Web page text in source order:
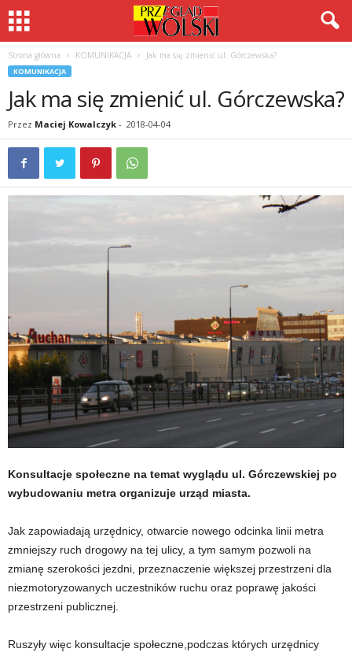
Strona główna KOMUNIKACJA Jak ma się zmienić ul. Górczewska?
KOMUNIKACJA
Jak ma się zmienić ul. Górczewska?
Przez Maciej Kowalczyk - 2018-04-04
Konsultacje społeczne na temat wyglądu ul. Górczewskiej po
wybudowaniu metra organizuje urząd miasta.
Jak zapowiadają urzędnicy, otwarcie nowego odcinka linii metra
zmniejszy ruch drogowy na tej ulicy, a tym samym pozwoli na
zmianę szerokości jezdni, przeznaczenie większej przestrzeni dla
niezmotoryzowanych uczestników ruchu oraz poprawę jakości
przestrzeni publicznej.
Ruszyły więc konsultacje społeczne,podczas których urzędnicy